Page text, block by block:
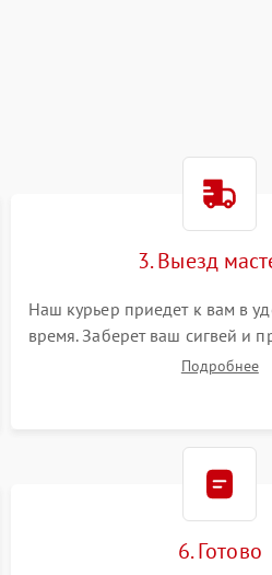
3. Выезд
Наш курьер приедет к вам в
время. Заберет ваш сигвей и
Подробнее
6. Готово